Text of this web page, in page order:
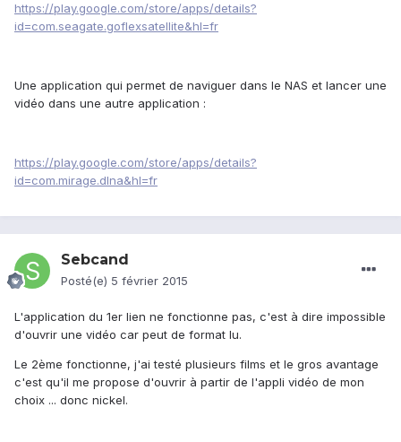
https://play.google.com/store/apps/details?
id=com.seagate.goflexsatellite&hl=fr
Une application qui permet de naviguer dans le NAS et lancer une
vidéo dans une autre application :
https://play.google.com/store/apps/details?
id=com.mirage.dlna&hl=fr
Sebcand
Posté(e) 5 février 2015
L'application du 1er lien ne fonctionne pas, c'est à dire impossible
d'ouvrir une vidéo car peut de format lu.
Le 2ème fonctionne, j'ai testé plusieurs films et le gros avantage
c'est qu'il me propose d'ouvrir à partir de l'appli vidéo de mon
choix ... donc nickel.